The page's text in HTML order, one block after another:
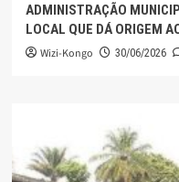
ADMINISTRAÇÃO
LOCAL QUE DÁ ORIGEM
Wizi-Kongo 30/06/2026